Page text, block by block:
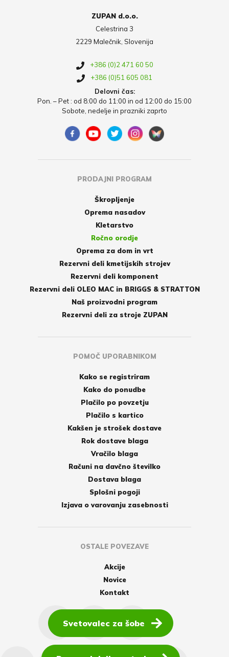
ZUPAN d.o.o.
Celestrina 3
2229 Malečnik, Slovenija
+386 (0)2 471 60 50
+386 (0)51 605 081
Delovni čas:
Pon. – Pet : od 8:00 do 11:00 in od 12:00 do 15:00
Sobote, nedelje in prazniki zaprto
PRODAJNI PROGRAM
Škropljenje
Oprema nasadov
Kletarstvo
Ročno orodje
Oprema za dom in vrt
Rezervni deli kmetijskih strojev
Rezervni deli komponent
Rezervni deli OLEO MAC in BRIGGS & STRATTON
Naš proizvodni program
Rezervni deli za stroje ZUPAN
POMOČ UPORABNIKOM
Kako se registriram
Kako do ponudbe
Plačilo po povzetju
Plačilo s kartico
Kakšen je strošek dostave
Rok dostave blaga
Vračilo blaga
Računi na davčno številko
Dostava blaga
Splošni pogoji
Izjava o varovanju zasebnosti
OSTALE POVEZAVE
Akcije
Novice
Kontakt
Svetovalec za šobe